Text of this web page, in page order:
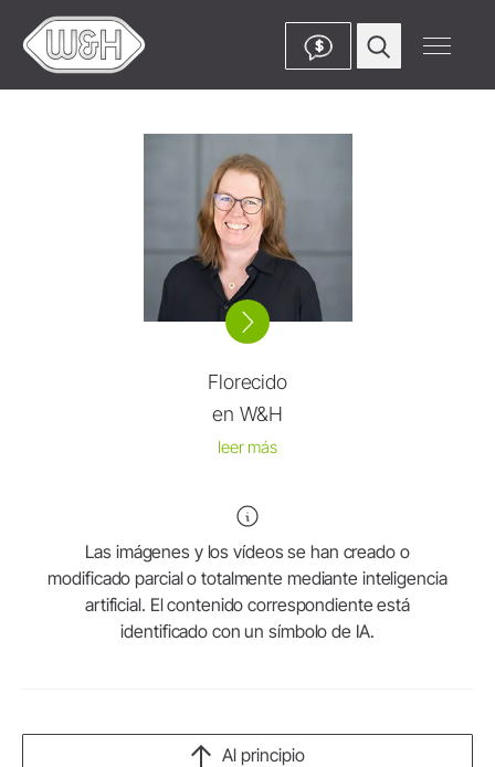
$
Florecido
en W&H
leer más
Las imágenes y los vídeos se han creado o
modificado parcial o totalmente mediante inteligencia
artificial. El contenido correspondiente está
identificado con un símbolo de IA.
Al principio